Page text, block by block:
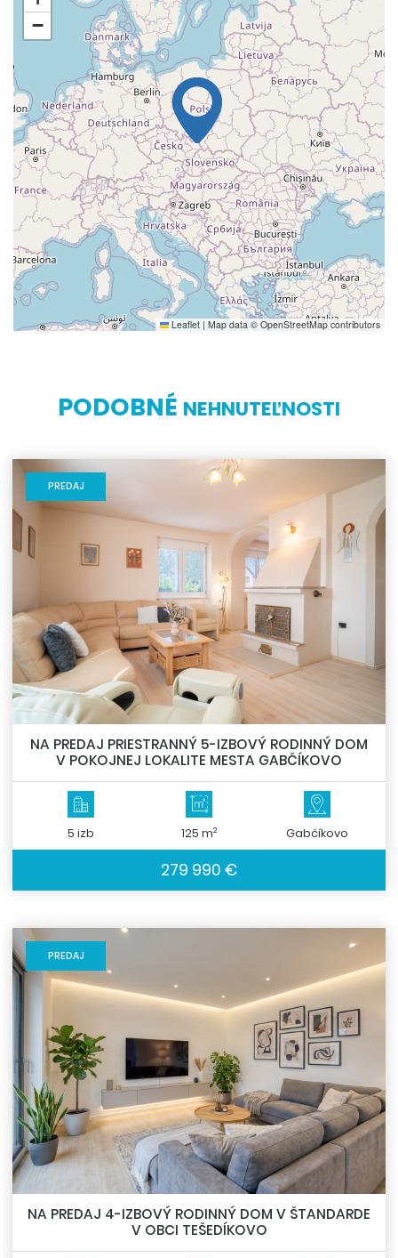
−
Leaflet | Map data © OpenStreetMapcontributors
PODOBNÉ NEHNUTEĽNOSTI
PREDAJ
NA PREDAJ PRIESTRANNÝ 5-IZBOVÝ RODINNÝ DOM
V POKOJNEJ LOKALITE MESTA GABČÍKOVO
5 izb 125 m2 Gabčíkovo
279 990 €
PREDAJ
NA PREDAJ 4-IZBOVÝ RODINNÝ DOM V ŠTANDARDE
V OBCI TEŠEDÍKOVO